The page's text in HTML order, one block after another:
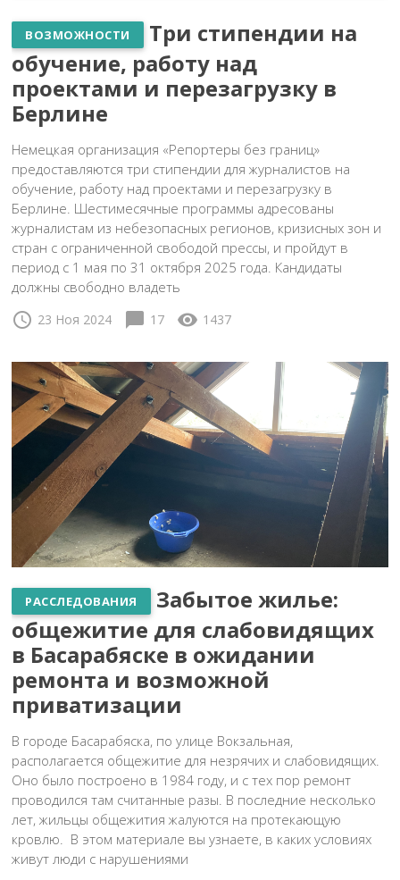
ВОЗМОЖНОСТИ
Три стипендии на
обучение, работу над
проектами и перезагрузку в
Берлине
Немецкая организация «Репортеры без границ»
предоставляются три стипендии для журналистов на
обучение, работу над проектами и перезагрузку в
Берлине. Шестимесячные программы адресованы
журналистам из небезопасных регионов, кризисных зон и
стран с ограниченной свободой прессы, и пройдут в
период с 1 мая по 31 октября 2025 года. Кандидаты
должны свободно владеть
schedule 23 Ноя 2024 chat_bubble 17 visibility 1437
РАССЛЕДОВАНИЯ
Забытое жилье:
общежитие для слабовидящих
в Басарабяске в ожидании
ремонта и возможной
приватизации
В городе Басарабяска, по улице Вокзальная,
располагается общежитие для незрячих и слабовидящих.
Оно было построено в 1984 году, и с тех пор ремонт
проводился там считанные разы. В последние несколько
лет, жильцы общежития жалуются на протекающую
кровлю. В этом материале вы узнаете, в каких условиях
живут люди с нарушениями